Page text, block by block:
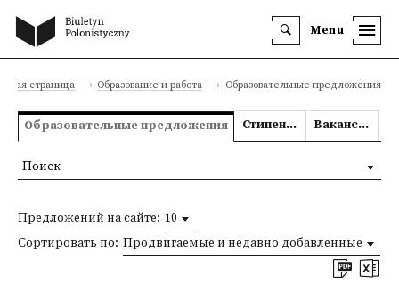
Menu
страница Образование и работа Образовательные предложения
Образовательные предложения Стипендии Вакансии
Предложений на сайте: 10
Сортировать по: Продвигаемые и недавно добавленные
Поиск